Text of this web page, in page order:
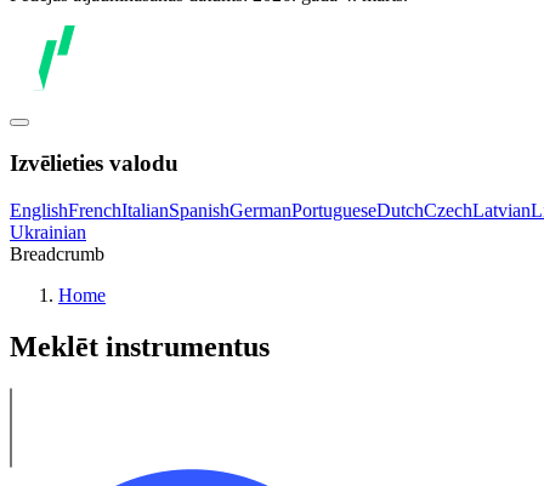
Izvēlieties valodu
EnglishFrenchItalianSpanishGermanPortugueseDutchCzechLatvian
Ukrainian
Breadcrumb
Home
Meklēt instrumentus